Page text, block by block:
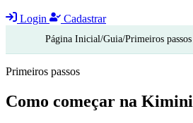
Login Cadastrar
Página Inicial/Guia/Primeiros passos
Primeiros passos
Como começar na Kimini